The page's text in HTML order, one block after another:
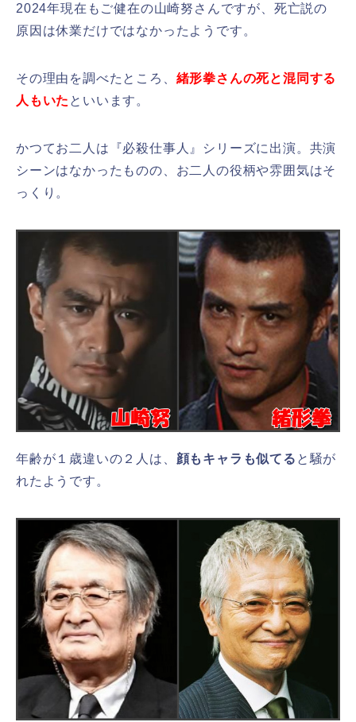
2024年現在もご健在の山崎努さんですが、死亡説の
原因は休業だけではなかったようです。
その理由を調べたところ、 緒形拳さんの死と混同する
人もいた といいます。
かつてお二人は『必殺仕事人』シリーズに出演。共演
シーンはなかったものの、お二人の役柄や雰囲気はそ
っくり。
年齢が１歳違いの２人は、 顔もキャラも似てる と騒が
れたようです。